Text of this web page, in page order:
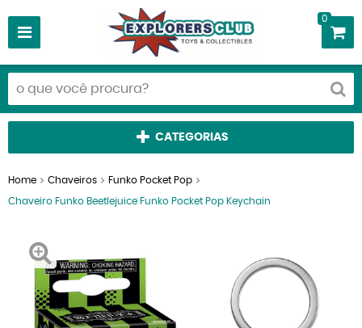
0
CATEGORIAS
Home Chaveiros Funko Pocket Pop
Chaveiro Funko Beetlejuice Funko Pocket Pop Keychain